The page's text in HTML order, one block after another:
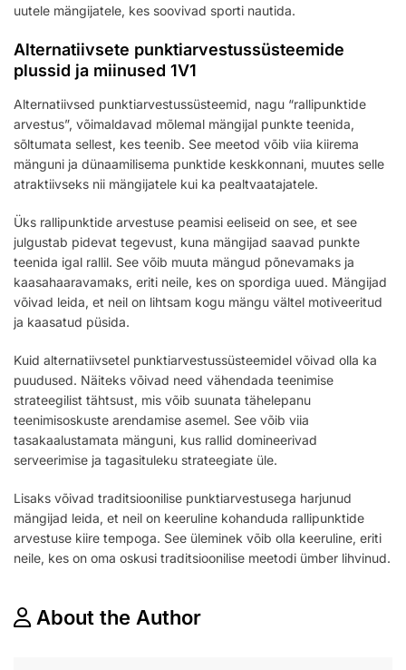
uutele mängijatele, kes soovivad sporti nautida.
Alternatiivsete punktiarvestussüsteemide
plussid ja miinused 1V1
Alternatiivsed punktiarvestussüsteemid, nagu “rallipunktide
arvestus”, võimaldavad mõlemal mängijal punkte teenida,
sõltumata sellest, kes teenib. See meetod võib viia kiirema
mänguni ja dünaamilisema punktide keskkonnani, muutes selle
atraktiivseks nii mängijatele kui ka pealtvaatajatele.
Üks rallipunktide arvestuse peamisi eeliseid on see, et see
julgustab pidevat tegevust, kuna mängijad saavad punkte
teenida igal rallil. See võib muuta mängud põnevamaks ja
kaasahaaravamaks, eriti neile, kes on spordiga uued. Mängijad
võivad leida, et neil on lihtsam kogu mängu vältel motiveeritud
ja kaasatud püsida.
Kuid alternatiivsetel punktiarvestussüsteemidel võivad olla ka
puudused. Näiteks võivad need vähendada teenimise
strateegilist tähtsust, mis võib suunata tähelepanu
teenimisoskuste arendamise asemel. See võib viia
tasakaalustamata mänguni, kus rallid domineerivad
serveerimise ja tagasituleku strateegiate üle.
Lisaks võivad traditsioonilise punktiarvestusega harjunud
mängijad leida, et neil on keeruline kohanduda rallipunktide
arvestuse kiire tempoga. See üleminek võib olla keeruline, eriti
neile, kes on oma oskusi traditsioonilise meetodi ümber lihvinud.
About the Author